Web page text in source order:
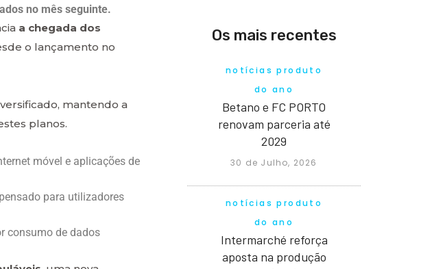
no mês seguinte.
a chegada dos
o lançamento no
mantendo a
planos.
móvel e aplicações de
para utilizadores
consumo de dados
Os mais recentes
notícias produto
do ano
Betano e FC PORTO
renovam parceria até
2029
30 de Julho, 2026
notícias produto
do ano
Intermarché reforça
aposta na produção